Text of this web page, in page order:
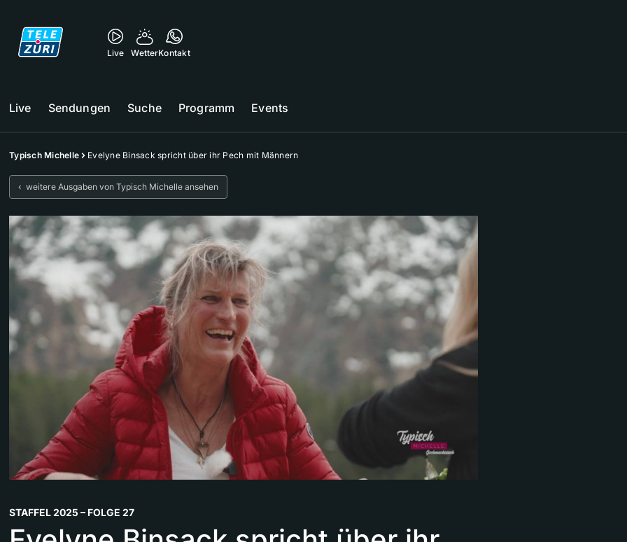
Live WetterKontakt
Live Sendungen Suche Programm Events
Typisch Michelle Evelyne Binsack spricht über ihr Pech mit Männern
‹ weitere Ausgaben von Typisch Michelle ansehen
STAFFEL 2025 – FOLGE 27